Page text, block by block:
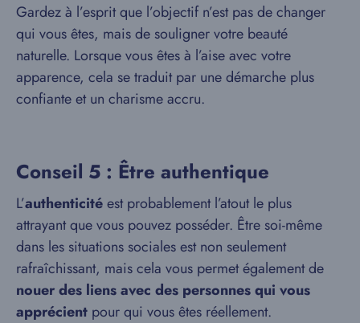
Gardez à l’esprit que l’objectif n’est pas de changer
qui vous êtes, mais de souligner votre beauté
naturelle. Lorsque vous êtes à l’aise avec votre
apparence, cela se traduit par une démarche plus
confiante et un charisme accru.
Conseil 5 : Être authentique
L’authenticitéest probablement l’atout le plus
attrayant que vous pouvez posséder. Être soi-même
dans les situations sociales est non seulement
rafraîchissant, mais cela vous permet également de
nouer des liens avec des personnes qui vous
apprécient pour qui vous êtes réellement.